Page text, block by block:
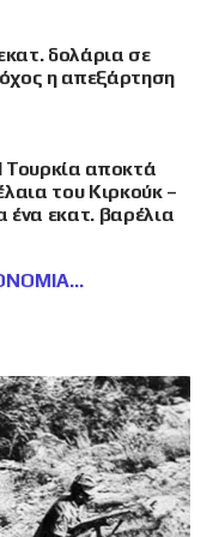
δολάρια σε
η απεξάρτηση
Τουρκία αποκτά
του Κιρκούκ –
ένα εκατ. βαρέλια